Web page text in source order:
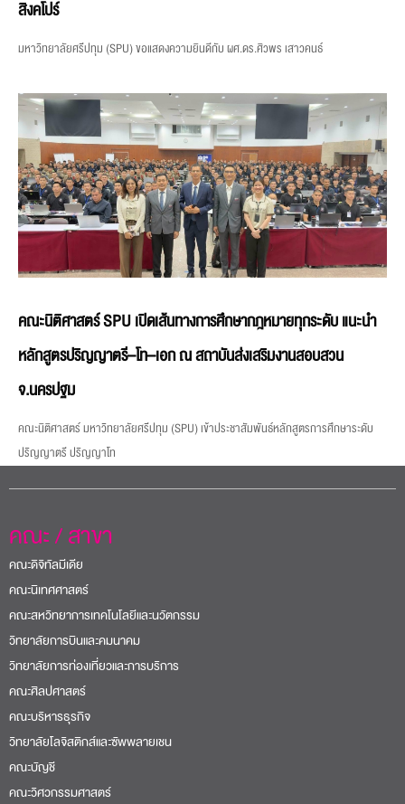
สิงคโปร์
มหาวิทยาลัยศรีปทุม (SPU) ขอแสดงความยินดีกับ ผศ.ดร.ศิวพร เสาวคนธ์
คณะนิติศาสตร์ SPU เปิดเส้นทางการศึกษากฎหมายทุกระดับ แนะนำ
หลักสูตรปริญญาตรี–โท–เอก ณ สถาบันส่งเสริมงานสอบสวน
จ.นครปฐม
คณะนิติศาสตร์ มหาวิทยาลัยศรีปทุม (SPU) เข้าประชาสัมพันธ์หลักสูตรการศึกษาระดับ
ปริญญาตรี ปริญญาโท
คณะ / สาขา
คณะดิจิทัลมีเดีย
คณะนิเทศศาสตร์
คณะสหวิทยาการเทคโนโลยีและนวัตกรรม
วิทยาลัยการบินและคมนาคม
วิทยาลัยการท่องเที่ยวและการบริการ
คณะศิลปศาสตร์
คณะบริหารธุรกิจ
วิทยาลัยโลจิสติกส์และซัพพลายเชน
คณะบัญชี
คณะวิศวกรรมศาสตร์